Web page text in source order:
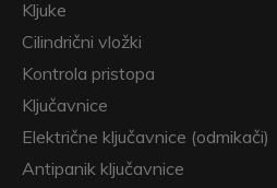
Kljuke
Cilindrični vložki
Kontrola pristopa
Ključavnice
Električne ključavnice (odmikači)
Antipanik ključavnice